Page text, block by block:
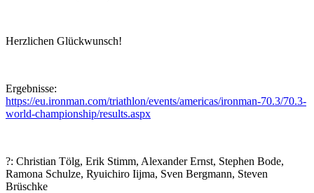
Herzlichen Glückwunsch!
Ergebnisse:
https://eu.ironman.com/triathlon/events/americas/ironman-70.3/70.3-
world-championship/results.aspx
?: Christian Tölg, Erik Stimm, Alexander Ernst, Stephen Bode,
Ramona Schulze, Ryuichiro Iijma, Sven Bergmann, Steven
Brüschke